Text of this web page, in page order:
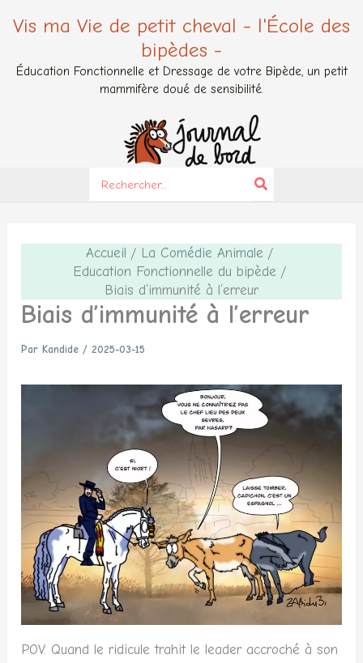
Vis ma Vie de petit cheval - l'École des
bipèdes -
Éducation Fonctionnelle et Dressage de votre Bipède, un petit
mammifère doué de sensibilité.
for:
Accueil
La Comédie Animale
Education Fonctionnelle du bipède
Biais d’immunité à l’erreur
Biais d’immunité à l’erreur
Par Kandide/2025-03-15
POV. Quand le ridicule trahit le leader accroché à son